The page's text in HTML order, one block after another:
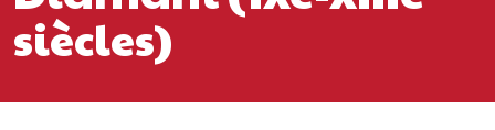
siècles)